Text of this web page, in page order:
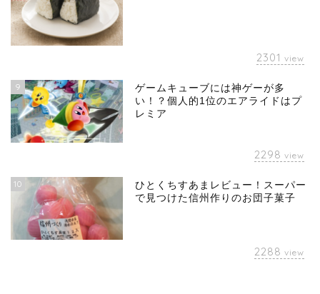
2301 view
9
ゲームキューブには神ゲーが多
い！？個人的1位のエアライドはプ
レミア
2298 view
10
ひとくちすあまレビュー！スーパー
で見つけた信州作りのお団子菓子
2288 view